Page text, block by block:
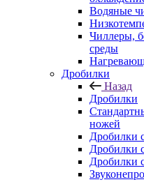
Водяные
Чиллеры,
среды
Дробилки
Назад
Дробилки
ножей
Дробилки
Дробилки
Дробилки